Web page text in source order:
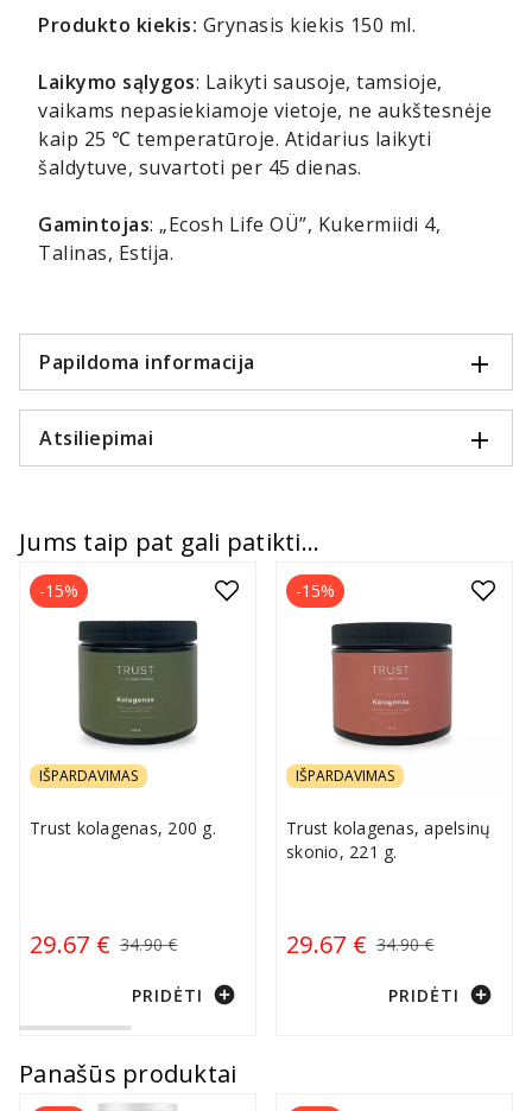
Produkto kiekis: Grynasis kiekis 150 ml.
Laikymo sąlygos: Laikyti sausoje, tamsioje,
vaikams nepasiekiamoje vietoje, ne aukštesnėje
kaip 25 ℃ temperatūroje. Atidarius laikyti
šaldytuve, suvartoti per 45 dienas.
Gamintojas: „Ecosh Life OÜ”, Kukermiidi 4,
Talinas, Estija.
Papildoma informacija
Atsiliepimai
Jums taip pat gali patikti...
IŠPARDAVIMAS
Trust kolagenas, 200 g.
29.67 € 34.90 €
-15%
PRIDĖTI add_circle
IŠPARDAVIMAS
Trust kolagenas, apelsinų
skonio, 221 g.
29.67 € 34.90 €
-15%
PRIDĖTI add_circle
Panašūs produktai